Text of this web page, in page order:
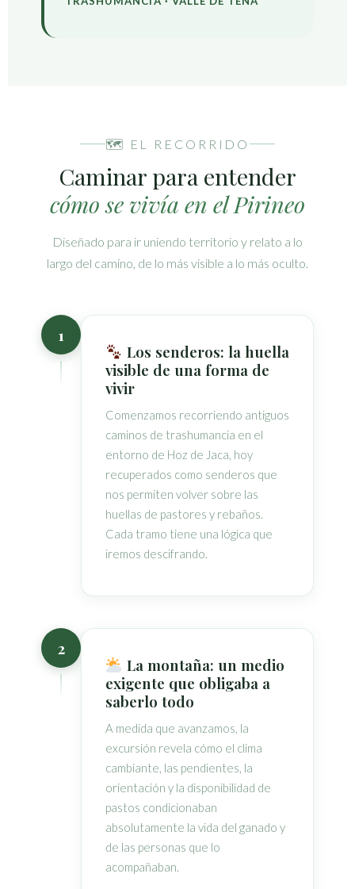
🗺 EL RECORRIDO
Caminar para entender
cómo se vivía en el Pirineo
Diseñado para ir uniendo territorio y relato a lo
largo del camino, de lo más visible a lo más oculto.
1
Los senderos: la huella
visible de una forma de
vivir
Comenzamos recorriendo antiguos
caminos de trashumancia en el
entorno de Hoz de Jaca, hoy
recuperados como senderos que
nos permiten volver sobre las
huellas de pastores y rebaños.
Cada tramo tiene una lógica que
iremos descifrando.
2
La montaña: un medio
exigente que obligaba a
saberlo todo
A medida que avanzamos, la
excursión revela cómo el clima
cambiante, las pendientes, la
orientación y la disponibilidad de
pastos condicionaban
absolutamente la vida del ganado y
de las personas que lo
acompañaban.